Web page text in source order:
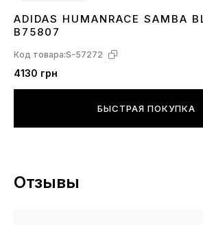
36 3738 39 404142434445
ADIDAS HUMANRACE SAMBA
B75807
Код товара:S-57272
4130 грн
БЫСТРАЯ ПОКУПКА
Отзывы